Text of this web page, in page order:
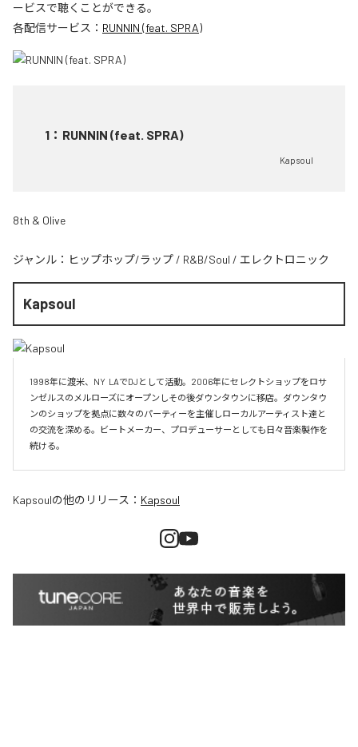
ービスで聴くことができる。
各配信サービス： RUNNIN (feat. SPRA)
1 ： RUNNIN (feat. SPRA)
Kapsoul
8th & Olive
ジャンル： ヒップホップ/ラップ / R&B/Soul / エレクトロニック
Kapsoul
1998年に渡米、NY  LAでDJとして活動。2006年にセレクトショップをロサ
ンゼルスのメルローズにオープンしその後ダウンタウンに移店。ダウンタウ
ンのショップを拠点に数々のパーティーを主催しローカルアーティスト達と
の交流を深める。ビートメーカー、プロデューサーとしても日々音楽製作を
続ける。
Kapsoulの他のリリース： Kapsoul